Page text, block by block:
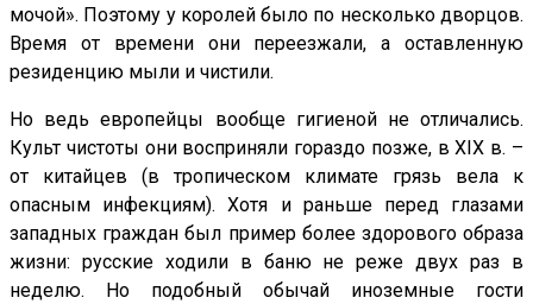
мочой». Поэтому у королей было по несколько дворцов.
Время от времени они переезжали, а оставленную
резиденцию мыли и чистили.
Но ведь европейцы вообще гигиеной не отличались.
Культ чистоты они восприняли гораздо позже, в XIX в. –
от китайцев (в тропическом климате грязь вела к
опасным инфекциям). Хотя и раньше перед глазами
западных граждан был пример более здорового образа
жизни: русские ходили в баню не реже двух раз в
неделю. Но подобный обычай иноземные гости